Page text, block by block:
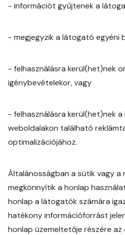
- információt gyűjtenek a
- megjegyzik a látogató egyéni
- felhasználásra kerül(het)nek
igénybevételekor, vagy
- felhasználásra kerül(het)nek
weboldalakon található
optimalizációjához.
Általánosságban a sütik vagy a
megkönnyítik a honlap
honlap a látogatók számára
hatékony információforrást
honlap üzemeltetője részére az